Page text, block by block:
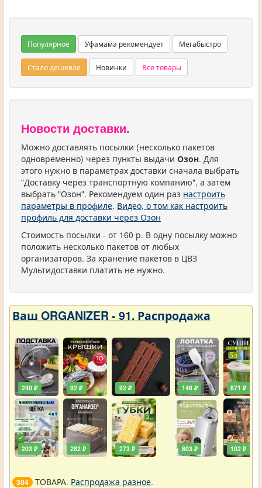
Популярное Уфамама рекомендует Мегабыстро
Стало дешевле Новинки Все товары
Новости доставки.
Можно доставлять посылки (несколько пакетов
одновременно) через пункты выдачи Озон. Для
этого нужно в параметрах доставки сначала выбрать
"Доставку через транспортную компанию", а затем
выбрать "Озон". Рекомендуем один раз настроить
параметры в профиле. Видео, о том как настроить
профиль для доставки через Озон
Стоимость посылки - от 160 р. В одну посылку можно
положить несколько пакетов от любых
организаторов. За хранение пакетов в ЦВЗ
Мультидоставки платить не нужно.
Ваш ORGANIZER - 91. Распродажа
240 ₽
203 ₽
92 ₽
282 ₽
92 ₽
273 ₽
148 ₽
803 ₽
871 ₽
102 ₽
304 ТОВАРА. Распродажа разное.